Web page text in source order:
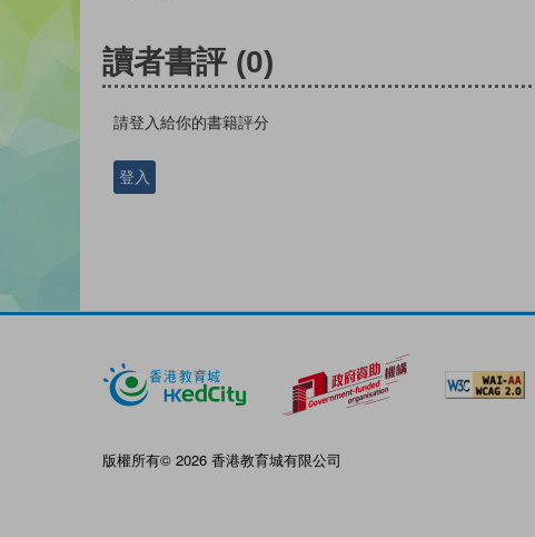
讀者書評 (0)
請登入給你的書籍評分
登入
版權所有© 2026 香港教育城有限公司